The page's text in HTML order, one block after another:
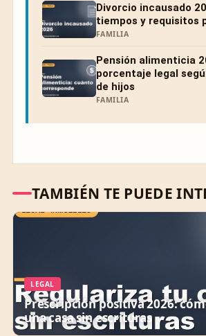
Divorcio incausado
tiempos y requisitos
FAMILIA
Pensión alimenticia
porcentaje legal
de hijos
FAMILIA
TAMBIÉN TE PUEDE
LEGAL
Prescripción positiva 2026:
una casa sin escrituras